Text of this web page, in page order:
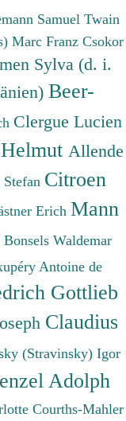
Samuel Twain
Marc Franz Csokor
Sylva (d. i.
Beer-
Clergue Lucien
Allende
Citroen
Erich Mann
Bonsels Waldemar
Antoine de
Gottlieb
Claudius
(Stravinsky) Igor
Adolph
Courths-Mahler